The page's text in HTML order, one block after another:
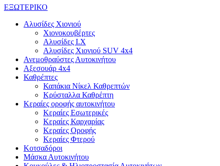
ΕΞΩΤΕΡΙΚΟ
Αλυσίδες Χιονιού
Χιονοκουβέρτες
Αλυσίδες I.X
Αλυσίδες Χιονιού SUV 4x4
Ανεμοθραύστες Αυτοκινήτου
Αξεσουάρ 4x4
Καθρέπτες
Καπάκια Νίκελ Καθρεπτών
Κρύσταλλα Καθρέπτη
Κεραίες οροφής αυτοκινήτου
Κεραίες Εσωτερικές
Κεραίες Καρχαρίας
Κεραίες Οροφής
Κεραίες Φτερού
Κοτσαδόροι
Μάσκα Αυτοκινήτου